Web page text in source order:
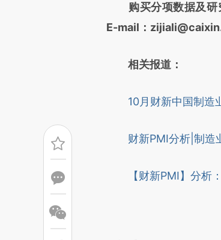
购买分项数据及
E-mail：
相关报道：
10月财新中国制造
财新PMI分析|制造
【财新PMI】分析